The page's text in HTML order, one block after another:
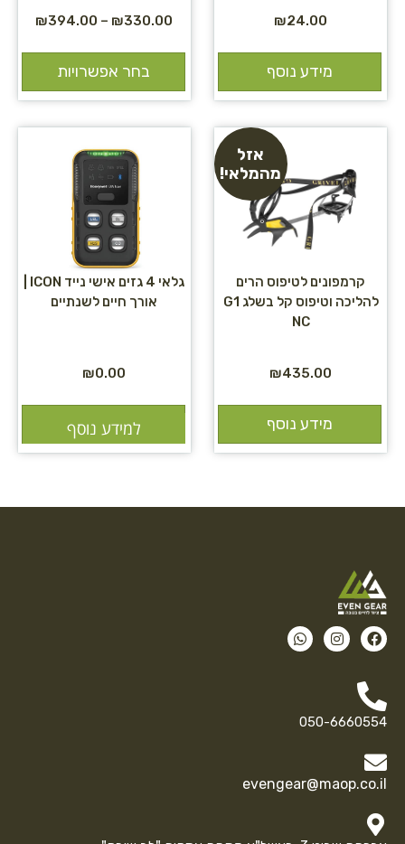
₪24.00
מידע נוסף
₪330.00
–
₪394.00
בחר אפשרויות
אזל
מהמלאי!
קרמפונים לטיפוס הרים
להליכה וטיפוס קל בשלג G1
NC
₪435.00
מידע נוסף
אורך חיים לשנתיים
₪0.00
הוספה לסל
למידע נוסף
050-6660554
evengear@maop.co.il